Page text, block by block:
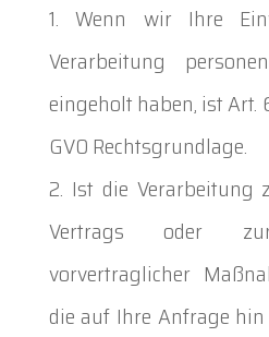
Wenn wir Ihre
Verarbeitung
eingeholt haben, ist Art.
GVO Rechtsgrundlage.
Ist die Verarbeitung
Vertrags oder
vorvertraglicher
die auf Ihre Anfrage